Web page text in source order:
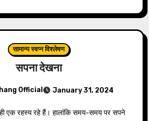
सामान्य स्वप्न विश्लेषण
सपना देखना
Official January 31, 2024